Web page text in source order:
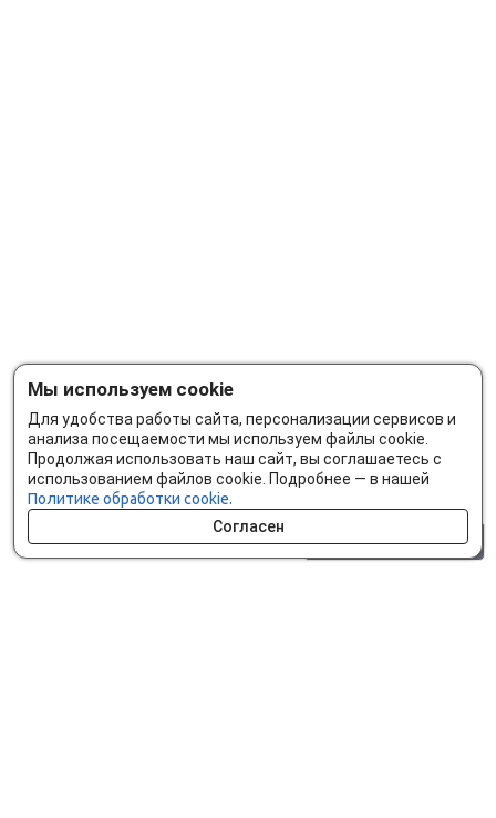
Мы используем cookie
Для удобства работы сайта, персонализации сервисов и
анализа посещаемости мы используем файлы cookie.
Продолжая использовать наш сайт, вы соглашаетесь с
использованием файлов cookie. Подробнее — в нашей
Политике обработки cookie.
Согласен